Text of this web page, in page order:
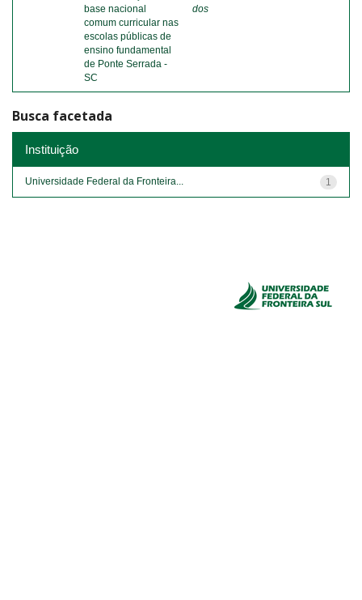
base nacional
comum curricular nas
escolas públicas de
ensino fundamental
de Ponte Serrada -
SC
dos
Busca facetada
Instituição
1
Universidade Federal da Fronteira...